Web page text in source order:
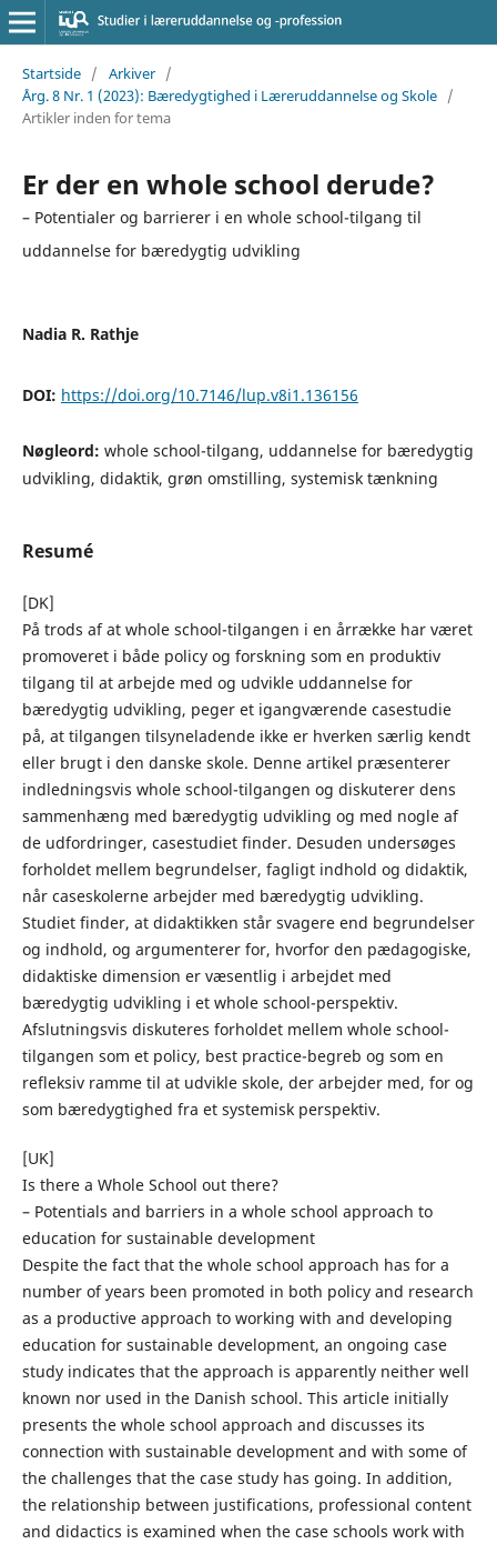
Startside / Arkiver /
Årg. 8 Nr. 1 (2023): Bæredygtighed i Læreruddannelse og Skole /
Artikler inden for tema
Er der en whole school derude?
– Potentialer og barrierer i en whole school-tilgang til
uddannelse for bæredygtig udvikling
Nadia R. Rathje
DOI: https://doi.org/10.7146/lup.v8i1.136156
Nøgleord: whole school-tilgang, uddannelse for bæredygtig
udvikling, didaktik, grøn omstilling, systemisk tænkning
Resumé
[DK]
På trods af at whole school-tilgangen i en årrække har været
promoveret i både policy og forskning som en produktiv
tilgang til at arbejde med og udvikle uddannelse for
bæredygtig udvikling, peger et igangværende casestudie
på, at tilgangen tilsyneladende ikke er hverken særlig kendt
eller brugt i den danske skole. Denne artikel præsenterer
indledningsvis whole school-tilgangen og diskuterer dens
sammenhæng med bæredygtig udvikling og med nogle af
de udfordringer, casestudiet finder. Desuden undersøges
forholdet mellem begrundelser, fagligt indhold og didaktik,
når caseskolerne arbejder med bæredygtig udvikling.
Studiet finder, at didaktikken står svagere end begrundelser
og indhold, og argumenterer for, hvorfor den pædagogiske,
didaktiske dimension er væsentlig i arbejdet med
bæredygtig udvikling i et whole school-perspektiv.
Afslutningsvis diskuteres forholdet mellem whole school-
tilgangen som et policy, best practice-begreb og som en
refleksiv ramme til at udvikle skole, der arbejder med, for og
som bæredygtighed fra et systemisk perspektiv.
[UK]
Is there a Whole School out there?
– Potentials and barriers in a whole school approach to
education for sustainable development
Despite the fact that the whole school approach has for a
number of years been promoted in both policy and research
as a productive approach to working with and developing
education for sustainable development, an ongoing case
study indicates that the approach is apparently neither well
known nor used in the Danish school. This article initially
presents the whole school approach and discusses its
connection with sustainable development and with some of
the challenges that the case study has going. In addition,
the relationship between justifications, professional content
and didactics is examined when the case schools work with